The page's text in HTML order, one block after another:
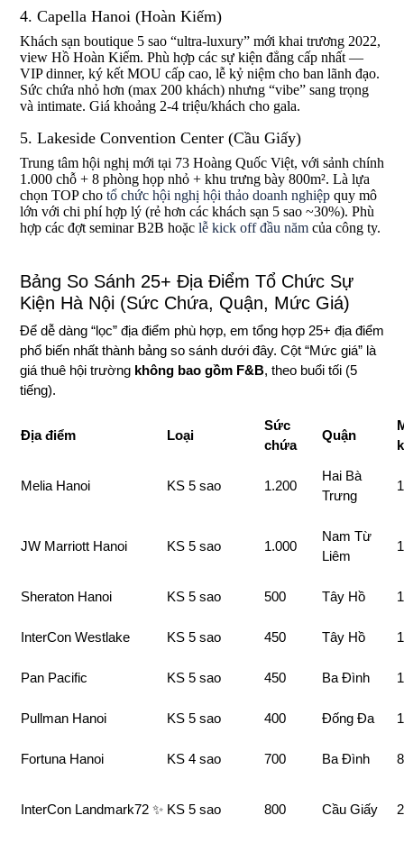
4. Capella Hanoi (Hoàn Kiếm)
Khách sạn boutique 5 sao “ultra-luxury” mới khai trương 2022,
view Hồ Hoàn Kiếm. Phù hợp các sự kiện đẳng cấp nhất —
VIP dinner, ký kết MOU cấp cao, lễ kỷ niệm cho ban lãnh đạo.
Sức chứa nhỏ hơn (max 200 khách) nhưng “vibe” sang trọng
và intimate. Giá khoảng 2-4 triệu/khách cho gala.
5. Lakeside Convention Center (Cầu Giấy)
Trung tâm hội nghị mới tại 73 Hoàng Quốc Việt, với sảnh chính
1.000 chỗ + 8 phòng họp nhỏ + khu trưng bày 800m². Là lựa
chọn TOP cho tổ chức hội nghị hội thảo doanh nghiệp quy mô
lớn với chi phí hợp lý (rẻ hơn các khách sạn 5 sao ~30%). Phù
hợp các đợt seminar B2B hoặc lễ kick off đầu năm của công ty.
Bảng So Sánh 25+ Địa Điểm Tổ Chức Sự
Kiện Hà Nội (Sức Chứa, Quận, Mức Giá)
Để dễ dàng “lọc” địa điểm phù hợp, em tổng hợp 25+ địa điểm
phổ biến nhất thành bảng so sánh dưới đây. Cột “Mức giá” là
giá thuê hội trường không bao gồm F&B, theo buổi tối (5
tiếng).
Địa điểm Loại
Sức
chứa
Quận
Melia Hanoi KS 5 sao 1.200
Hai Bà
Trưng
JW Marriott Hanoi KS 5 sao 1.000
Nam Từ
Liêm
Sheraton Hanoi KS 5 sao 500 Tây Hồ
InterCon Westlake KS 5 sao 450 Tây Hồ
Pan Pacific KS 5 sao 450 Ba Đình
Pullman Hanoi KS 5 sao 400 Đống Đa
Fortuna Hanoi KS 4 sao 700 Ba Đình
InterCon Landmark72 ✨ KS 5 sao 800 Cầu Giấy